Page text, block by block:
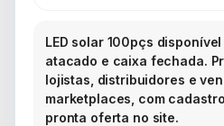
LED solar 100pçs
atacado e caixa fechada.
lojistas, distribuidores e
marketplaces, com
pronta oferta no site.